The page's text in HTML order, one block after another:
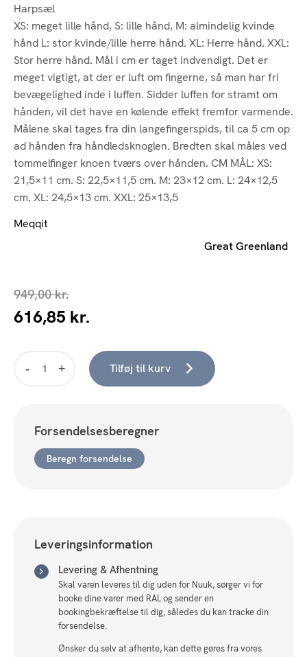
Harpsæl
XS: meget lille hånd, S: lille hånd, M: almindelig kvinde
hånd L: stor kvinde/lille herre hånd. XL: Herre hånd. XXL:
Stor herre hånd. Mål i cm er taget indvendigt. Det er
meget vigtigt, at der er luft om fingerne, så man har fri
bevægelighed inde i luffen. Sidder luffen for stramt om
hånden, vil det have en kølende effekt fremfor varmende.
Målene skal tages fra din langefingerspids, til ca 5 cm op
ad hånden fra håndledsknoglen. Bredten skal måles ved
tommelfinger knoen tværs over hånden. CM MÅL: XS:
21,5×11 cm. S: 22,5×11,5 cm. M: 23×12 cm. L: 24×12,5
cm. XL: 24,5×13 cm. XXL: 25×13,5
Meqqit
Great Greenland
949,00kr.
616,85 kr.
Tilføj til kurv
Forsendelsesberegner
Beregn forsendelse
Leveringsinformation
Levering & Afhentning
Skal varen leveres til dig uden for Nuuk, sørger vi for
booke dine varer med RAL og sender en
bookingbekræftelse til dig, således du kan tracke din
forsendelse.
Ønsker du selv at afhente, kan dette gøres fra vores